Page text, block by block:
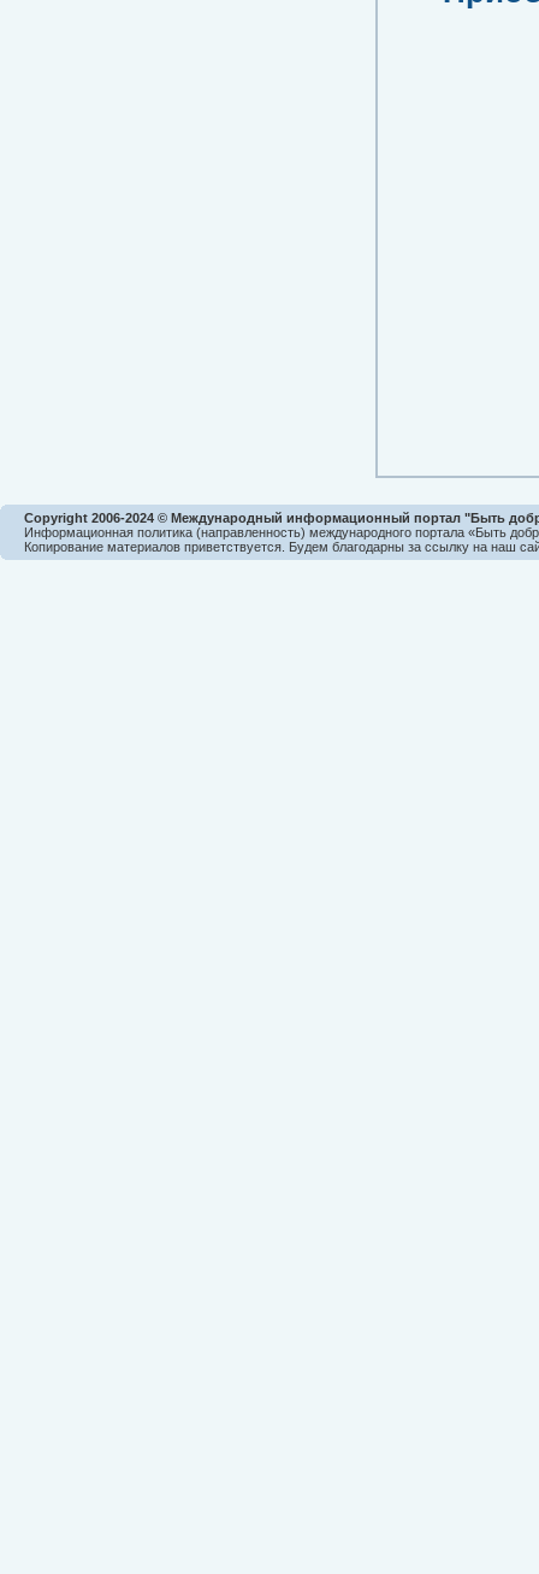
Copyright 2006-2024 © Международный информационный портал "Быть
Информационная политика (направленность) международного портала «Быть
Копирование материалов приветствуется. Будем благодарны за ссылку на наш